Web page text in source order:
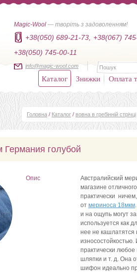
Magic-Wool — творіть з задоволенням!
+38(050) 689-21-73,
+38(067)
+38(050) 745-00-11
info@magic-wool.com
Каталог Знижки Оплата
Головна / Каталог / вовна в гребінній стрічці
Германия голубой
Опис
Австралийский
магазине
практически
от мериноса 18мкм
и на ощупь могут
используется как
нее не кашлатятся
практически
шляпки и т. д. Она
шифон идеально